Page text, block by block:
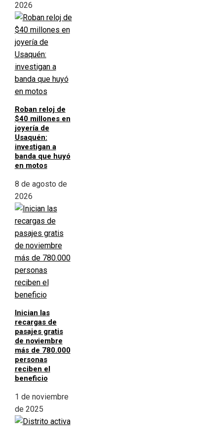
2026
Roban reloj de
$40 millones en
joyería de
Usaquén:
investigan a
banda que huyó
en motos
8 de agosto de
2026
Inician las
recargas de
pasajes gratis
de noviembre
más de 780.000
personas
reciben el
beneficio
1 de noviembre
de 2025